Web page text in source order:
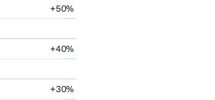
+50%
+40%
+30%